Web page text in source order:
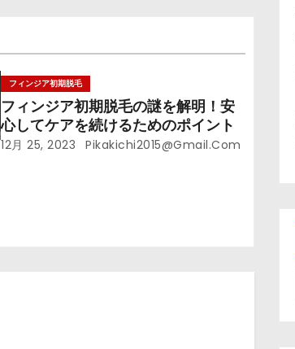
フィンジア初期脱毛
フィンジア初期脱毛の謎を解明！安
心してケアを続けるためのポイント
12月 25, 2023 Pikakichi2015@gmail.com